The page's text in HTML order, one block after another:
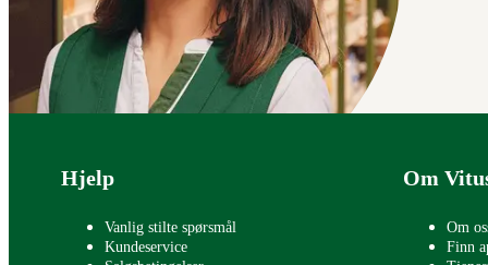
Bunntekst
Hjelp
Vanlig stilte spørsmål
Kundeservice
Om
Om
Finn